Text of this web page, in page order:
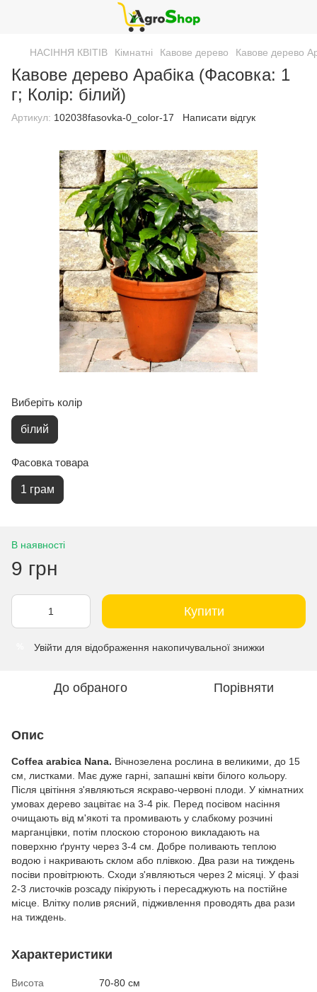
НАСІННЯ КВІТІВ Кімнатні Кавове дерево Кавове дерево
Кавове дерево Арабіка (Фасовка: 1
г; Колір: білий)
Артикул: 102038fasovka-0_color-17 Написати відгук
Виберіть колір
білий
Фасовка товара
1 грам
В наявності
9 грн
Купити
Увійти для відображення накопичувальної знижки
До обраного Порівняти
Опис
Coffea arabica Nana. Вічнозелена рослина в великими, до 15
см, листками. Має дуже гарні, запашні квіти білого кольору.
Після цвітіння з'являються яскраво-червоні плоди. У кімнатних
умовах дерево зацвітає на 3-4 рік. Перед посівом насіння
очищають від м'якоті та промивають у слабкому розчині
марганцівки, потім плоскою стороною викладають на
поверхню ґрунту через 3-4 см. Добре поливають теплою
водою і накривають склом або плівкою. Два рази на тиждень
посіви провітрюють. Сходи з'являються через 2 місяці. У фазі
2-3 листочків розсаду пікірують і пересаджують на постійне
місце. Влітку полив рясний, підживлення проводять два рази
на тиждень.
Характеристики
Висота
70-80 см